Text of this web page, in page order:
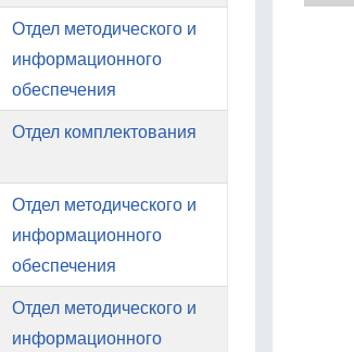
Отдел методического и
информационного
обеспечения
Отдел комплектования
Отдел методического и
информационного
обеспечения
Отдел методического и
информационного